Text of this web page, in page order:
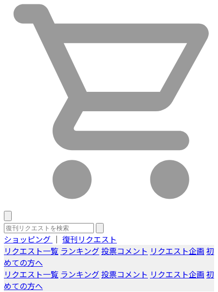
ショッピング ｜ 復刊リクエスト
リクエスト一覧 ランキング投票コメント リクエスト企画 初
めての方へ
リクエスト一覧 ランキング投票コメント リクエスト企画 初
めての方へ